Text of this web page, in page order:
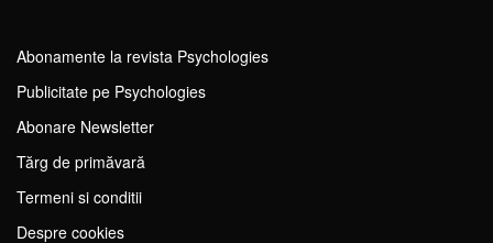
Abonamente la revista Psychologies
Publicitate pe Psychologies
Abonare Newsletter
Tărg de primăvară
Termeni si conditii
Despre cookies